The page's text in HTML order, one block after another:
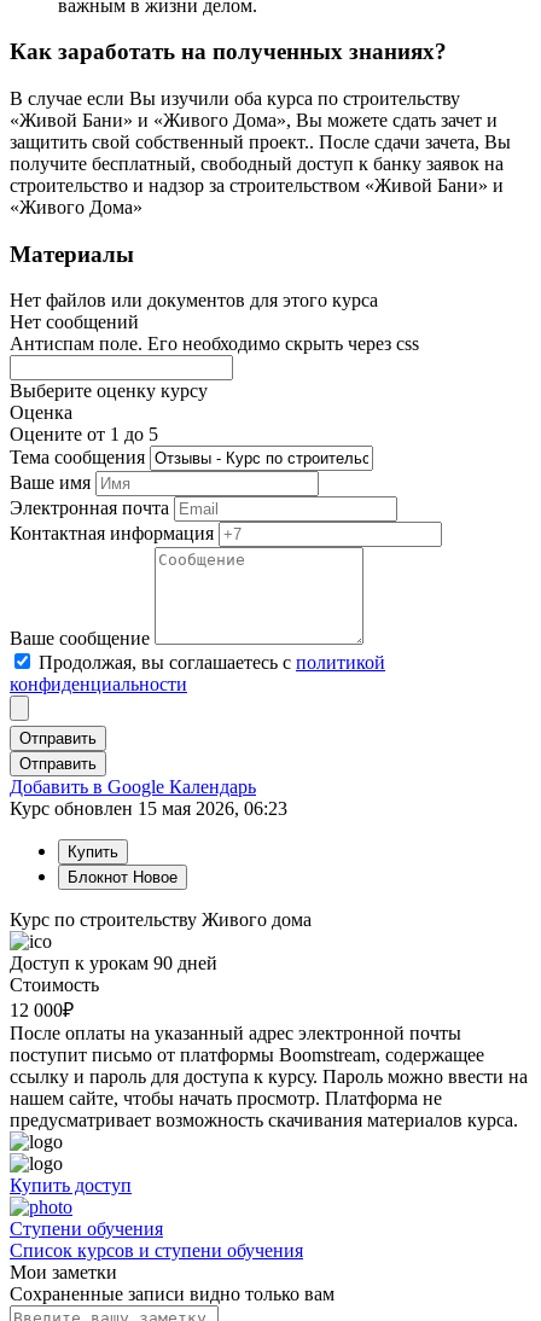
важным в жизни делом.
Как заработать на полученных знаниях?
В случае если Вы изучили оба курса по строительству
«Живой Бани» и «Живого Дома», Вы можете сдать зачет и
защитить свой собственный проект.. После сдачи зачета, Вы
получите бесплатный, свободный доступ к банку заявок на
строительство и надзор за строительством «Живой Бани» и
«Живого Дома»
Материалы
Нет файлов или документов для этого курса
Нет сообщений
Антиспам поле. Его необходимо скрыть через css
Выберите оценку курсу
Оценка
Оцените от 1 до 5
Тема сообщения
Ваше имя
Электронная почта
Контактная информация
Ваше сообщение
Продолжая, вы соглашаетесь с политикой
конфиденциальности
Отправить
Добавить в Google Календарь
Курс обновлен 15 мая 2026, 06:23
Купить
Блокнот Новое
Курс по строительству Живого дома
Доступ к урокам 90 дней
Стоимость
12 000₽
После оплаты на указанный адрес электронной почты
поступит письмо от платформы Boomstream, содержащее
ссылку и пароль для доступа к курсу. Пароль можно ввести на
нашем сайте, чтобы начать просмотр. Платформа не
предусматривает возможность скачивания материалов курса.
Купить доступ
Cтупени обучения
Список курсов и ступени обучения
Мои заметки
Сохраненные записи видно только вам